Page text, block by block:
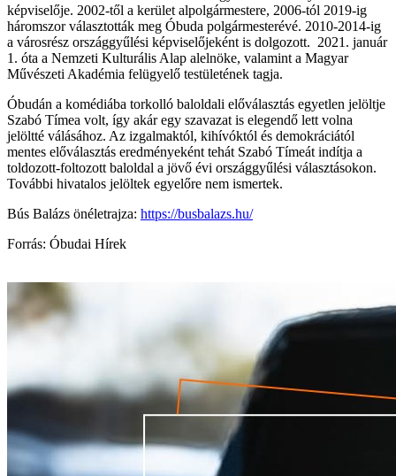
képviselője. 2002-től a kerület alpolgármestere, 2006-tól 2019-ig
háromszor választották meg Óbuda polgármesterévé. 2010-2014-ig
a városrész országgyűlési képviselőjeként is dolgozott. 2021. január
1. óta a Nemzeti Kulturális Alap alelnöke, valamint a Magyar
Művészeti Akadémia felügyelő testületének tagja.
Óbudán a komédiába torkolló baloldali előválasztás egyetlen jelöltje
Szabó Tímea volt, így akár egy szavazat is elegendő lett volna
jelöltté válásához. Az izgalmaktól, kihívóktól és demokráciától
mentes előválasztás eredményeként tehát Szabó Tímeát indítja a
toldozott-foltozott baloldal a jövő évi országgyűlési választásokon.
További hivatalos jelöltek egyelőre nem ismertek.
Bús Balázs önéletrajza: https://busbalazs.hu/
Forrás: Óbudai Hírek